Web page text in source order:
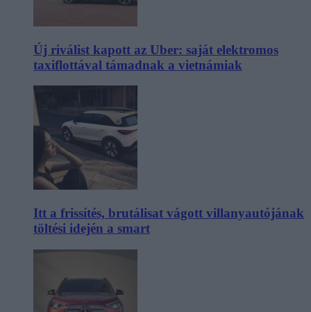
Új riválist kapott az Uber: saját elektromos
taxiflottával támadnak a vietnámiak
Itt a frissítés, brutálisat vágott villanyautójának
töltési idején a smart